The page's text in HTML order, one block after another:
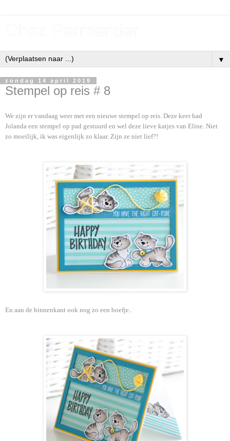
▼
zondag 14 april 2019
Stempel op reis # 8
We zijn er vandaag weer met een nieuwe stempel op reis. Deze keer had
Jolanda een stempel op pad gestuurd en wel deze lieve katjes van Eline. Niet
zo moeilijk, ik was eigenlijk zo klaar. Zijn ze niet lief?!
En aan de binnenkant ook nog zo een boefje..